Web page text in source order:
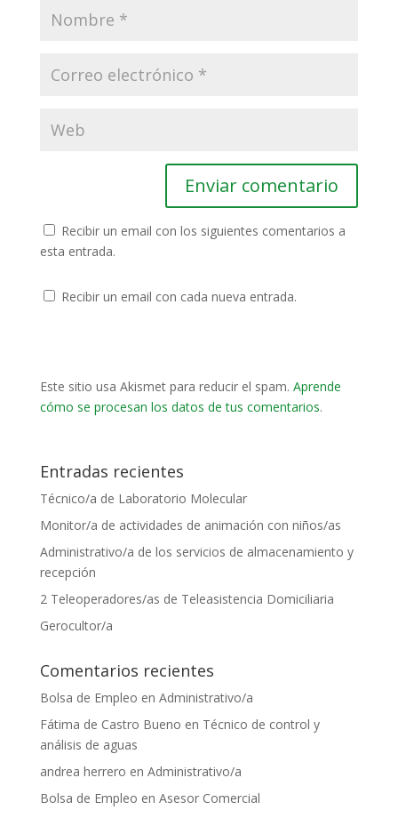
Recibir un email con los siguientes comentarios a
esta entrada.
Recibir un email con cada nueva entrada.
Este sitio usa Akismet para reducir el spam. Aprende
cómo se procesan los datos de tus comentarios.
Entradas recientes
Técnico/a de Laboratorio Molecular
Monitor/a de actividades de animación con niños/as
Administrativo/a de los servicios de almacenamiento y
recepción
2 Teleoperadores/as de Teleasistencia Domiciliaria
Gerocultor/a
Comentarios recientes
Bolsa de Empleo en Administrativo/a
Fátima de Castro Bueno en Técnico de control y
análisis de aguas
andrea herrero en Administrativo/a
Bolsa de Empleo en Asesor Comercial